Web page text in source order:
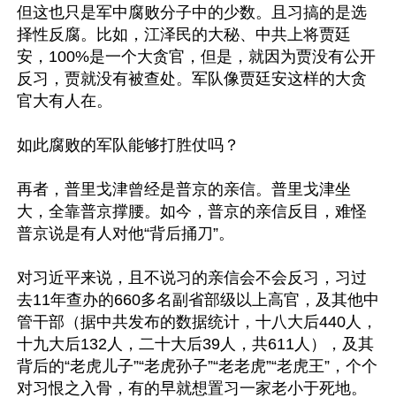
但这也只是军中腐败分子中的少数。且习搞的是选
择性反腐。比如，江泽民的大秘、中共上将贾廷
安，100%是一个大贪官，但是，就因为贾没有公开
反习，贾就没有被查处。军队像贾廷安这样的大贪
官大有人在。
如此腐败的军队能够打胜仗吗？
再者，普里戈津曾经是普京的亲信。普里戈津坐
大，全靠普京撑腰。如今，普京的亲信反目，难怪
普京说是有人对他“背后捅刀”。
对习近平来说，且不说习的亲信会不会反习，习过
去11年查办的660多名副省部级以上高官，及其他中
管干部（据中共发布的数据统计，十八大后440人，
十九大后132人，二十大后39人，共611人），及其
背后的“老虎儿子”“老虎孙子”“老老虎”“老虎王”，个个
对习恨之入骨，有的早就想置习一家老小于死地。